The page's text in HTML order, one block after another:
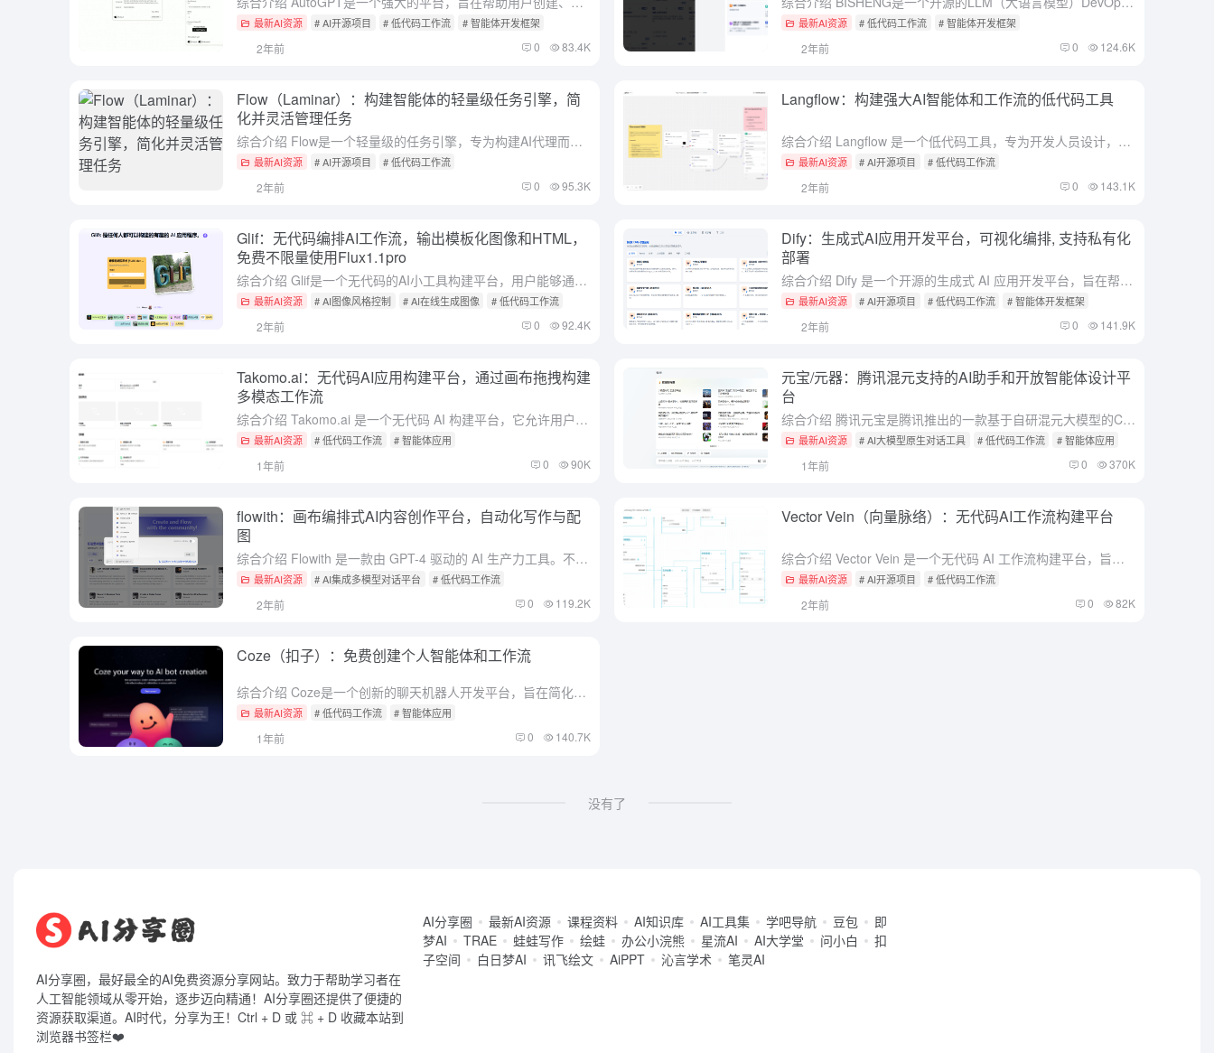
最新AI资源 # AI开源项目 # 低代码工作流 # 智能体开发框架
2年前 0 83.4K
最新AI资源 # 低代码工作流 # 智能体开发框架
2年前 0 124.6K
Flow（Laminar）：构建智能体的轻量级任务引擎，简
化并灵活管理任务
综合介绍 Flow是一个轻量级的任务引擎，专为构建AI代理而设计，强调简洁性和灵活性。与传统的基于节点和边的工作流不同，Flow采用动态任务队列系统，支持并行执行、动态调度和智能依赖管理。其核心理念是...
最新AI资源 # AI开源项目 # 低代码工作流
2年前 0 95.3K
Langflow：构建强大AI智能体和工作流的低代码工具
综合介绍 Langflow 是一个低代码工具，专为开发人员设计，用于构建强大的AI代理和工作流。它支持使用任何API、模型或数据库，简化了复杂AI应用的开发过程。Langflow 提供直观的可视化界面...
最新AI资源 # AI开源项目 # 低代码工作流
2年前 0 143.1K
Glif：无代码编排AI工作流，输出模板化图像和HTML，
免费不限量使用Flux1.1pro
综合介绍 Glif是一个无代码的AI小工具构建平台，用户能够通过输入文本、图像或简单的点击操作来创建和运行小型的AI生成器，这些生成器被称为“glifs”。该平台的核心优势在于它的易用性，即使是没有编...
最新AI资源 # AI图像风格控制 # AI在线生成图像 # 低代码工作流
2年前 0 92.4K
Dify：生成式AI应用开发平台，可视化编排, 支持私有化
部署
综合介绍 Dify 是一个开源的生成式 AI 应用开发平台，旨在帮助开发者快速构建和运营基于大型语言模型（LLM）的原生 AI 应用。平台提供了从 Agent 构建到 AI 工作流编排、RAG 检索...
最新AI资源 # AI开源项目 # 低代码工作流 # 智能体开发框架
2年前 0 141.9K
Takomo.ai：无代码AI应用构建平台，通过画布拖拽构建
多模态工作流
综合介绍 Takomo.ai 是一个无代码 AI 构建平台，它允许用户通过简单的视觉编辑器快速组合和部署预训练的机器学习(ML)模型，并生成多模型API。用户无需复杂的编码即可生成图像、视频、分析音频...
最新AI资源 # 低代码工作流 # 智能体应用
1年前 0 90K
元宝/元器：腾讯混元支持的AI助手和开放智能体设计平
台
综合介绍 腾讯元宝是腾讯推出的一款基于自研混元大模型的C端AI助手App。它不仅能在工作场景中提供AI搜索、AI总结、AI写作等核心功能，还能解析多个微信公众号链接、网址，以及多种格式的文档。元宝还支...
最新AI资源 # AI大模型原生对话工具 # 低代码工作流 # 智能体应用
1年前 0 370K
flowith：画布编排式AI内容创作平台，自动化写作与配
图
综合介绍 Flowith 是一款由 GPT-4 驱动的 AI 生产力工具。不同于传统观念聊天式 AI 工具，我们提供了首创的节点式 AI 创作方式，让你可以多线程，发散式的和 AI 互动，并轻松将其工...
最新AI资源 # AI集成多模型对话平台 # 低代码工作流
2年前 0 119.2K
Vector Vein（向量脉络）：无代码AI工作流构建平台
综合介绍 Vector Vein 是一个无代码 AI 工作流构建平台，旨在帮助用户轻松创建智能化、自动化的工作流程。无需编程基础，用户只需通过拖拽操作即可将各种功能模块连接起来，构建出复杂的 AI 工...
最新AI资源 # AI开源项目 # 低代码工作流
2年前 0 82K
Coze（扣子）：免费创建个人智能体和工作流
综合介绍 Coze是一个创新的聊天机器人开发平台，旨在简化AI对话应用的创建过程。它提供了丰富的功能集合，包括插件系统、工作流编辑、知识管理、长期记忆以及定时任务安排，无需任何编程知识即可设计出能在各...
最新AI资源 # 低代码工作流 # 智能体应用
1年前 0 140.7K
没有了
AI分享圈，最好最全的AI免费资源分享网站。致力于帮助学习者在
人工智能领域从零开始，逐步迈向精通！AI分享圈还提供了便捷的
资源获取渠道。AI时代，分享为王！Ctrl + D 或 ⌘ + D 收藏本站到
浏览器书签栏❤️
AI分享圈 最新AI资源 课程资料 AI知识库 AI工具集 学吧导航 豆包
即
梦AI
TRAE 蛙蛙写作 绘蛙 办公小浣熊 星流AI AI大学堂 问小白
扣
子空间
白日梦AI 讯飞绘文 AiPPT 沁言学术 笔灵AI